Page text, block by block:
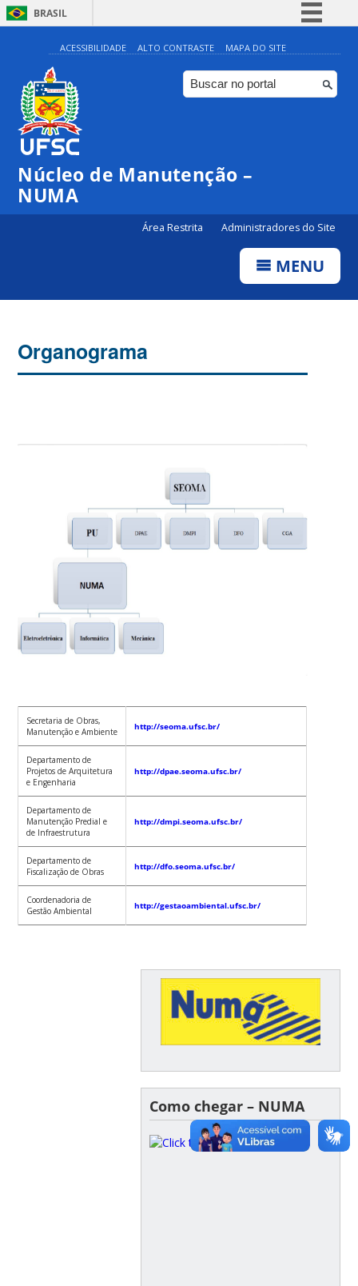
BRASIL
Simplifique!
Comunica BR
Participe
Canais
ACESSIBILIDADE ALTO CONTRASTE MAPA DO SITE
Núcleo de Manutenção –
NUMA
Área Restrita Administradores do Site
MENU
Organograma
Secretaria de Obras,
Manutenção e Ambiente
http://seoma.ufsc.br/
Departamento de
Projetos de Arquitetura
e Engenharia
http://dpae.seoma.ufsc.br/
Departamento de
Manutenção Predial e
de Infraestrutura
http://dmpi.seoma.ufsc.br/
Departamento de
Fiscalização de Obras
http://dfo.seoma.ufsc.br/
Coordenadoria de
Gestão Ambiental
http://gestaoambiental.ufsc.br/
Como chegar – NUMA